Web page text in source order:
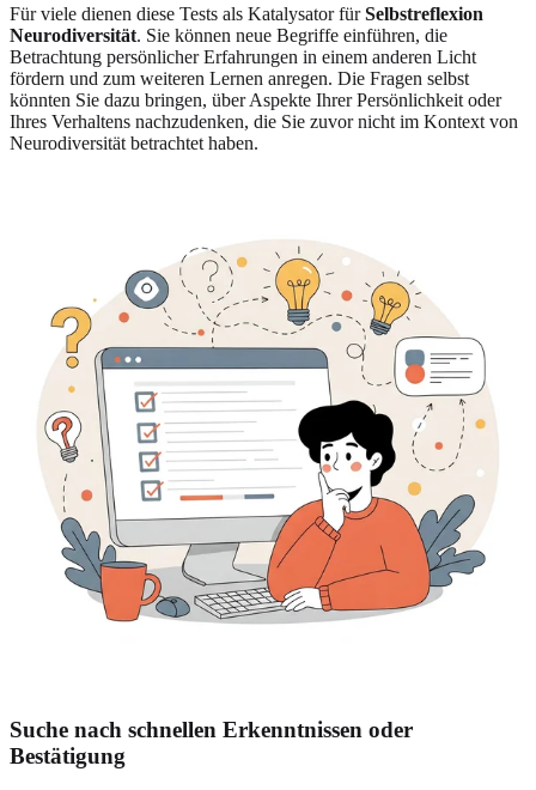
Für viele dienen diese Tests als Katalysator fürSelbstreflexion
Neurodiversität. Sie können neue Begriffe einführen, die
Betrachtung persönlicher Erfahrungen in einem anderen Licht
fördern und zum weiteren Lernen anregen. Die Fragen selbst
könnten Sie dazu bringen, über Aspekte Ihrer Persönlichkeit oder
Ihres Verhaltens nachzudenken, die Sie zuvor nicht im Kontext von
Neurodiversität betrachtet haben.
Suche nach schnellen Erkenntnissen oder
Bestätigung